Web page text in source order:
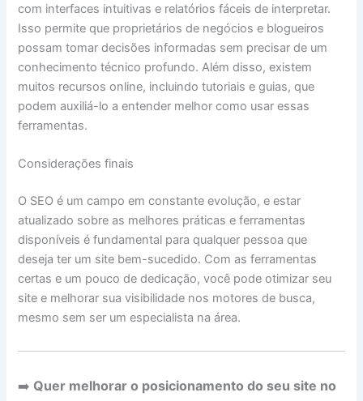
com interfaces intuitivas e relatórios fáceis de interpretar.
Isso permite que proprietários de negócios e blogueiros
possam tomar decisões informadas sem precisar de um
conhecimento técnico profundo. Além disso, existem
muitos recursos online, incluindo tutoriais e guias, que
podem auxiliá-lo a entender melhor como usar essas
ferramentas.
Considerações finais
O SEO é um campo em constante evolução, e estar
atualizado sobre as melhores práticas e ferramentas
disponíveis é fundamental para qualquer pessoa que
deseja ter um site bem-sucedido. Com as ferramentas
certas e um pouco de dedicação, você pode otimizar seu
site e melhorar sua visibilidade nos motores de busca,
mesmo sem ser um especialista na área.
➡️ Quer melhorar o posicionamento do seu site no